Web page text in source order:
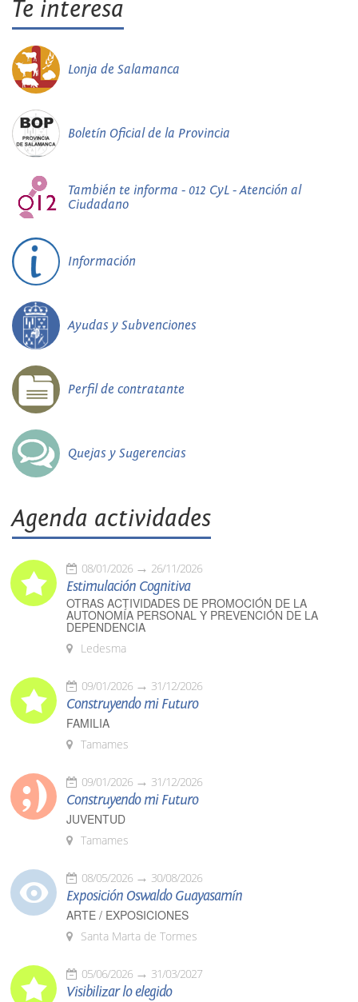
Te interesa
Lonja de Salamanca
Boletín Oficial de la Provincia
También te informa - 012 CyL - Atención al
Ciudadano
Información
Ayudas y Subvenciones
Perfil de contratante
Quejas y Sugerencias
Agenda actividades
08/01/2026 26/11/2026
Estimulación Cognitiva
OTRAS ACTIVIDADES DE PROMOCIÓN DE LA
AUTONOMÍA PERSONAL Y PREVENCIÓN DE LA
DEPENDENCIA
Ledesma
09/01/2026 31/12/2026
Construyendo mi Futuro
FAMILIA
Tamames
09/01/2026 31/12/2026
Construyendo mi Futuro
JUVENTUD
Tamames
08/05/2026 30/08/2026
Exposición Oswaldo Guayasamín
ARTE / EXPOSICIONES
Santa Marta de Tormes
05/06/2026 31/03/2027
Visibilizar lo elegido